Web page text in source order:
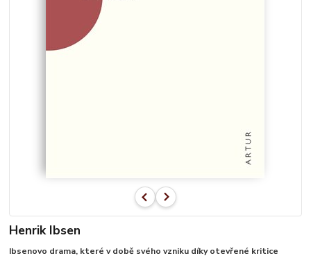
Henrik Ibsen
Ibsenovo drama, které v době svého vzniku díky otevřené kritice